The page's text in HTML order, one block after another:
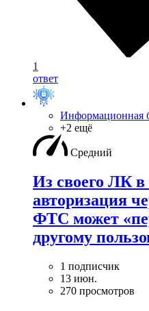
1
ответ
Информационная
+2 ещё
Средний
Из своего ЛК
авторизация
ФТС может
другому
1 подписчик
13 июн.
270 просмотров